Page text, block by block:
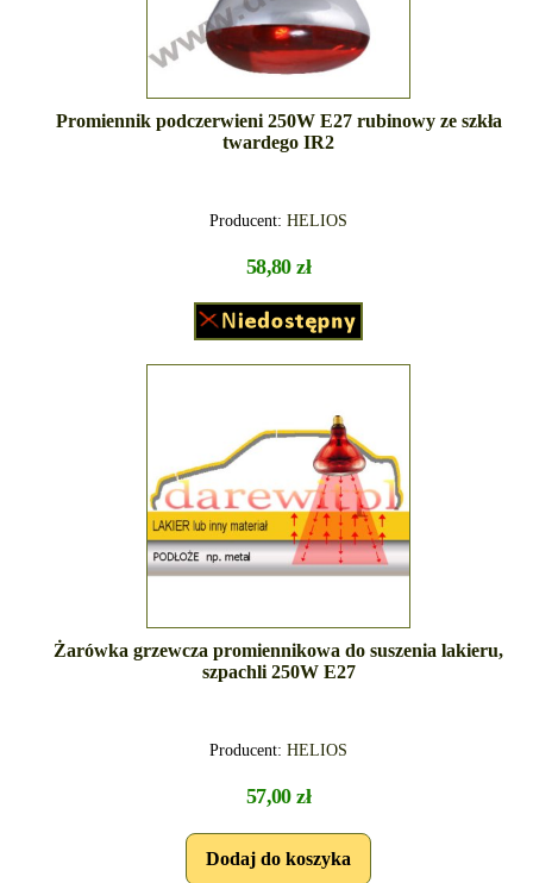
Promiennik podczerwieni 250W E27 rubinowy ze szkła
twardego IR2
Producent: HELIOS
58,80 zł
Żarówka grzewcza promiennikowa do suszenia lakieru,
szpachli 250W E27
Producent: HELIOS
57,00 zł